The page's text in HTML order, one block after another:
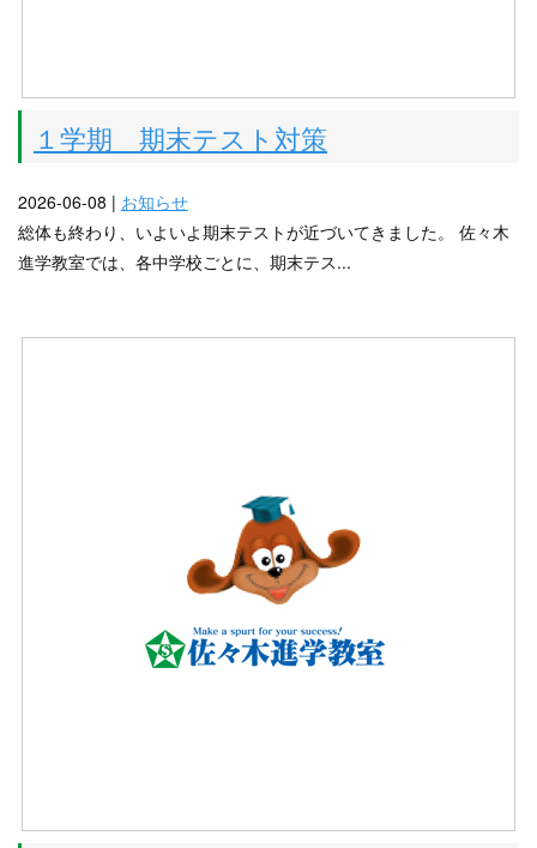
１学期 期末テスト対策
2026-06-08 | お知らせ
総体も終わり、いよいよ期末テストが近づいてきました。 佐々木
進学教室では、各中学校ごとに、期末テス...